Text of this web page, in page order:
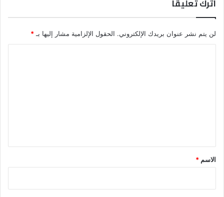
و
ي
خ
اترك تعليقاً
لن يتم نشر عنوان بريدك الإلكتروني. الحقول الإلزامية مشار إليها بـ *
*
الاسم *